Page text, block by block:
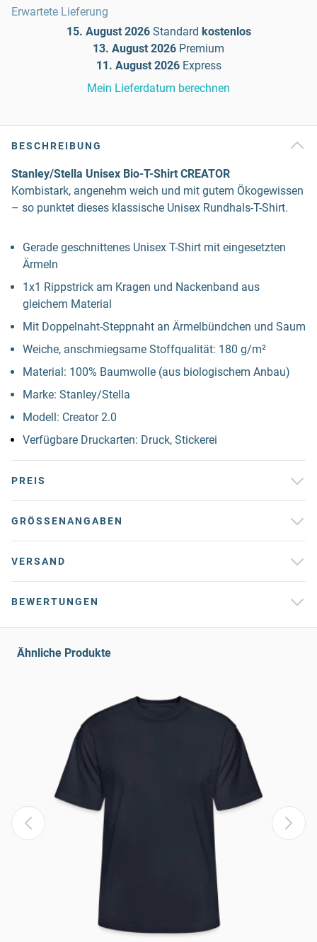
Erwartete Lieferung
15. August 2026 Standard kostenlos
13. August 2026 Premium
11. August 2026 Express
Mein Lieferdatum berechnen
BESCHREIBUNG
Stanley/Stella Unisex Bio-T-Shirt CREATOR
Kombistark, angenehm weich und mit gutem Ökogewissen
– so punktet dieses klassische Unisex Rundhals-T-Shirt.
Gerade geschnittenes Unisex T-Shirt mit eingesetzten
Ärmeln
1x1 Rippstrick am Kragen und Nackenband aus
gleichem Material
Mit Doppelnaht-Steppnaht an Ärmelbündchen und Saum
Weiche, anschmiegsame Stoffqualität: 180 g/m²
Material: 100% Baumwolle (aus biologischem Anbau)
Marke: Stanley/Stella
Modell: Creator 2.0
Verfügbare Druckarten: Druck, Stickerei
PREIS
GRÖSSENANGABEN
VERSAND
BEWERTUNGEN
Ähnliche Produkte